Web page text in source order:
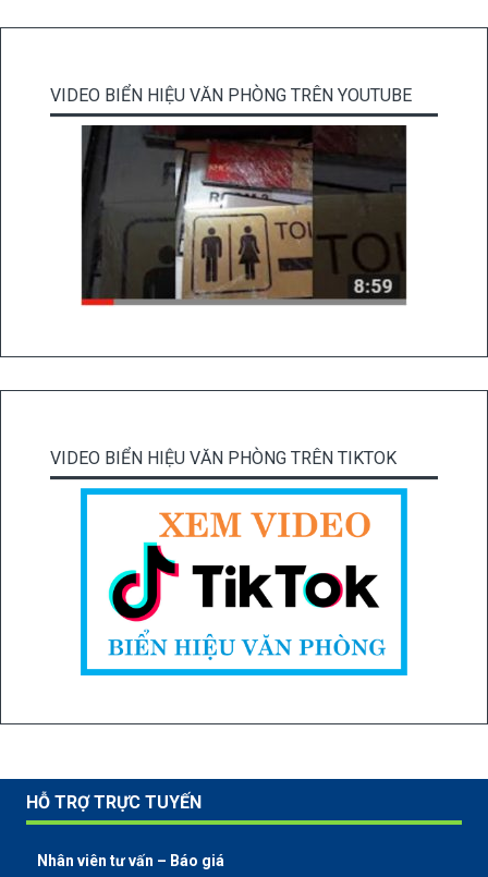
VIDEO BIỂN HIỆU VĂN PHÒNG TRÊN YOUTUBE
VIDEO BIỂN HIỆU VĂN PHÒNG TRÊN TIKTOK
HỖ TRỢ TRỰC TUYẾN
Nhân viên tư vấn – Báo giá